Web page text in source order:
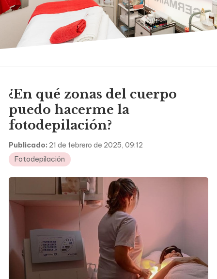
¿En qué zonas del cuerpo
puedo hacerme la
fotodepilación?
Publicado: 21 de febrero de 2025, 09:12
Fotodepilación